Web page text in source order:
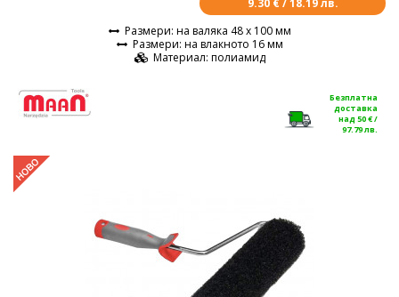
9.30 € / 18.19 лв.
Размери: на валяка 48 х 100 мм
Размери: на влакното 16 мм
Материал: полиамид
Безплатна
доставка
над 50 € /
97.79 лв.